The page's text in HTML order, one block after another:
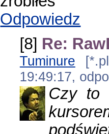
Odpowiedz
[8] Re:
Tuminure
19:49:17,
Czy to